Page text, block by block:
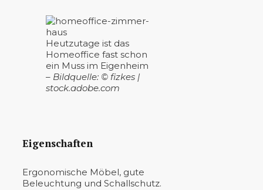
Heutzutage ist das
Homeoffice fast schon
ein Muss im Eigenheim
– Bildquelle: © fizkes |
stock.adobe.com
Eigenschaften
Ergonomische Möbel, gute
Beleuchtung und Schallschutz.